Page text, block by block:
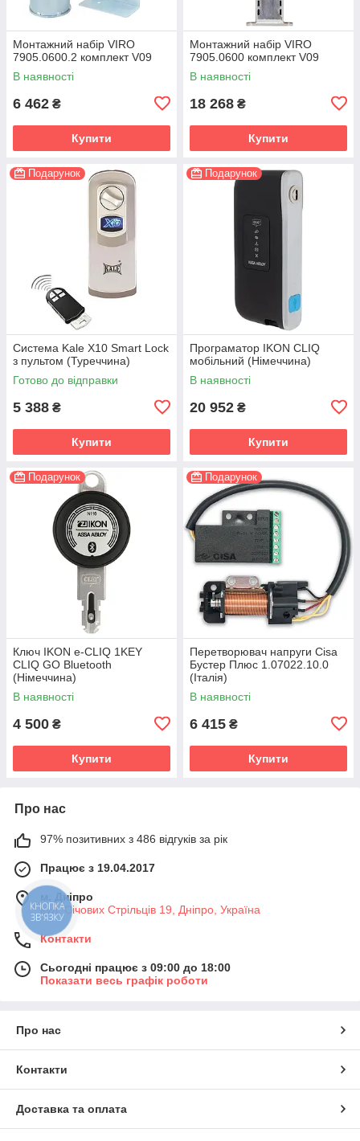
Монтажний набір VIRO
7905.0600.2 комплект V09
В наявності
6 462 ₴
Купити
Монтажний набір VIRO
7905.0600 комплект V09
В наявності
18 268 ₴
Купити
Подарунок
Система Kale X10 Smart Lock
з пультом (Туреччина)
Готово до відправки
5 388 ₴
Купити
Подарунок
Програматор IKON CLIQ
мобільний (Німеччина)
В наявності
20 952 ₴
Купити
Подарунок
Ключ IKON e-CLIQ 1KEY
CLIQ GO Bluetooth
(Німеччина)
В наявності
4 500 ₴
Купити
Подарунок
Перетворювач напруги Cisa
Бустер Плюс 1.07022.10.0
(Італія)
В наявності
6 415 ₴
Купити
Про нас
97% позитивних з 486 відгуків за рік
Працює з 19.04.2017
м. Дніпро
вул. Січових Стрільців 19, Дніпро, Україна
Контакти
Сьогодні працює з 09:00 до 18:00
Показати весь графік роботи
Про нас
Контакти
Доставка та оплата
КНОПКА
ЗВ'ЯЗКУ